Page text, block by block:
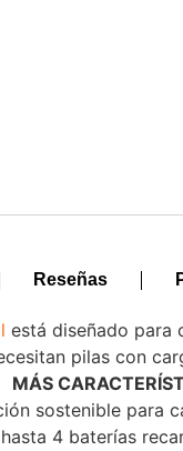
Reseñas
está diseñado para
pilas con
MÁS
sostenible para
4 baterías